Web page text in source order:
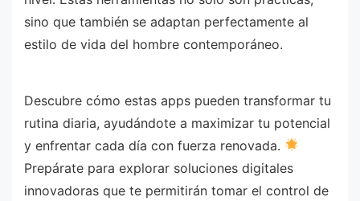
sino que también se adaptan perfectamente al
estilo de vida del hombre contemporáneo.
Descubre cómo estas apps pueden transformar tu
rutina diaria, ayudándote a maximizar tu potencial
y enfrentar cada día con fuerza renovada.
Prepárate para explorar soluciones digitales
innovadoras que te permitirán tomar el control de